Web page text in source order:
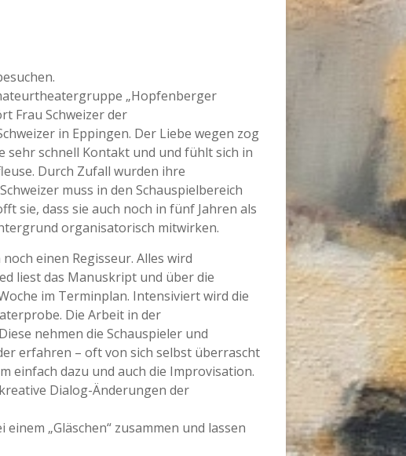
„Hopfenberger
Frau Schweizer der
in Eppingen. Der Liebe wegen zog
sehr schnell Kontakt und und fühlt sich in
Durch Zufall wurden ihre
muss in den Schauspielbereich
sie, dass sie auch noch in fünf Jahren als
organisatorisch mitwirken.
einen Regisseur. Alles wird
liest das Manuskript und über die
im Terminplan. Intensiviert wird die
Die Arbeit in der
nehmen die Schauspieler und
erfahren – oft von sich selbst überrascht
einfach dazu und auch die Improvisation.
Dialog-Änderungen der
„Gläschen“ zusammen und lassen